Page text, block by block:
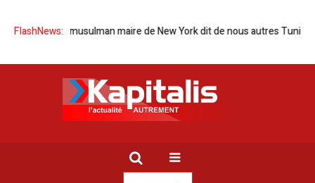
FlashNews:
d’un musulman maire de New York dit de nous autres Tunisiens